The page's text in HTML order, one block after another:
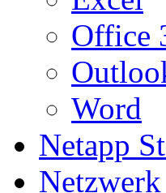
Office
Word
Netapp
Netzwerk